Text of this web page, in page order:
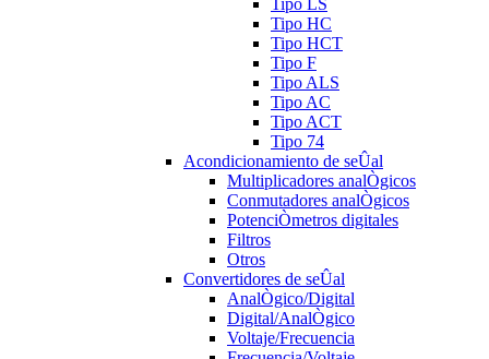
Tipo HC
Tipo HCT
Tipo F
Tipo ALS
Tipo AC
Tipo ACT
Tipo 74
Acondicionamiento de seÛal
Multiplicadores analÒgicos
Conmutadores analÒgicos
PotenciÒmetros digitales
Filtros
Otros
Convertidores de seÛal
AnalÒgico/Digital
Digital/AnalÒgico
Voltaje/Frecuencia